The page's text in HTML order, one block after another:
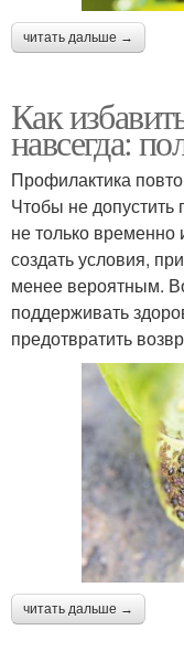
читать дальше →
Как
навсегда:
Профилактика
Чтобы не допустить
не только временно
создать условия,
менее вероятным.
поддерживать
предотвратить
читать дальше →